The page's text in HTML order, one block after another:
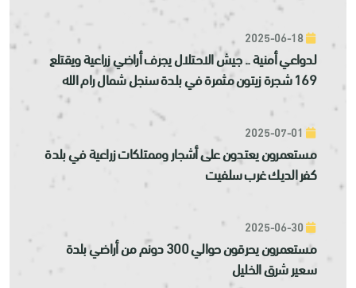
لدواعي أمنية .. جيش الاحتلال يجرف أراضي زراعية ويقتلع
169 شجرة زيتون مثمرة في بلدة سنجل شمال رام الله
مستعمرون يعتدون على أشجار وممتلكات زراعية في بلدة
كفر الديك غرب سلفيت
مستعمرون يحرقون حوالي 300 دونم من أراضي بلدة
سعير شرق الخليل